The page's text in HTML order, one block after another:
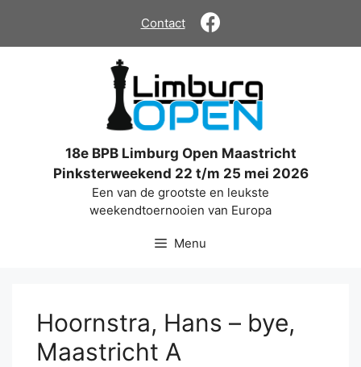
de
Contact
18e BPB Limburg Open Maastricht
Pinksterweekend 22 t/m 25 mei 2026
Een van de grootste en leukste
weekendtoernooien van Europa
Menu
Hoornstra, Hans – bye,
Maastricht A